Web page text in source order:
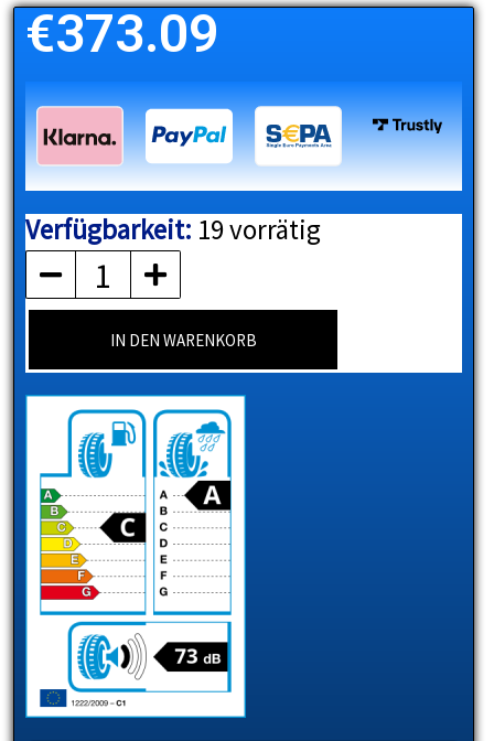
€373.09
Verfügbarkeit: 19 vorrätig
PIRELLI
Menge
IN DEN WARENKORB